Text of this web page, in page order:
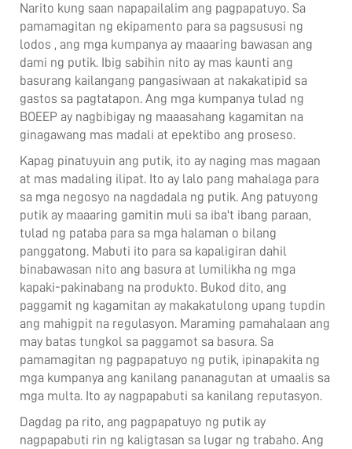
Narito kung saan napapailalim ang pagpapatuyo. Sa
pamamagitan ng ekipamento para sa pagsususi ng
lodos , ang mga kumpanya ay maaaring bawasan ang
dami ng putik. Ibig sabihin nito ay mas kaunti ang
basurang kailangang pangasiwaan at nakakatipid sa
gastos sa pagtatapon. Ang mga kumpanya tulad ng
BOEEP ay nagbibigay ng maaasahang kagamitan na
ginagawang mas madali at epektibo ang proseso.
Kapag pinatuyuin ang putik, ito ay naging mas magaan
at mas madaling ilipat. Ito ay lalo pang mahalaga para
sa mga negosyo na nagdadala ng putik. Ang patuyong
putik ay maaaring gamitin muli sa iba't ibang paraan,
tulad ng pataba para sa mga halaman o bilang
panggatong. Mabuti ito para sa kapaligiran dahil
binabawasan nito ang basura at lumilikha ng mga
kapaki-pakinabang na produkto. Bukod dito, ang
paggamit ng kagamitan ay makakatulong upang tupdin
ang mahigpit na regulasyon. Maraming pamahalaan ang
may batas tungkol sa paggamot sa basura. Sa
pamamagitan ng pagpapatuyo ng putik, ipinapakita ng
mga kumpanya ang kanilang pananagutan at umaalis sa
mga multa. Ito ay nagpapabuti sa kanilang reputasyon.
Dagdag pa rito, ang pagpapatuyo ng putik ay
nagpapabuti rin ng kaligtasan sa lugar ng trabaho. Ang